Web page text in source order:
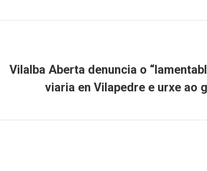
Next
Vilalba Aberta denuncia o
viaria en Vilapedre e urxe ao